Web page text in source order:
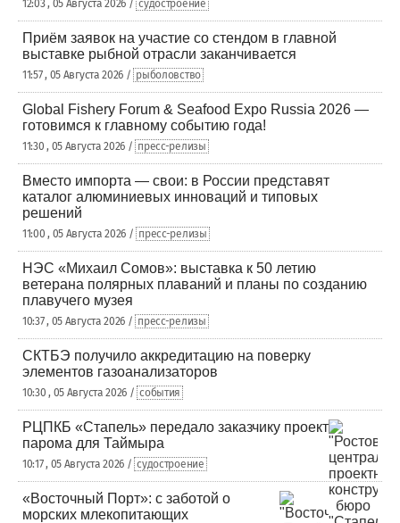
12:03 , 05 Августа 2026 / судостроение
Приём заявок на участие со стендом в главной
выставке рыбной отрасли заканчивается
11:57 , 05 Августа 2026 / рыболовство
Global Fishery Forum & Seafood Expo Russia 2026 —
готовимся к главному событию года!
11:30 , 05 Августа 2026 / пресс-релизы
Вместо импорта — свои: в России представят
каталог алюминиевых инноваций и типовых
решений
11:00 , 05 Августа 2026 / пресс-релизы
НЭС «Михаил Сомов»: выставка к 50 летию
ветерана полярных плаваний и планы по созданию
плавучего музея
10:37 , 05 Августа 2026 / пресс-релизы
СКТБЭ получило аккредитацию на поверку
элементов газоанализаторов
10:30 , 05 Августа 2026 / события
РЦПКБ «Стапель» передало заказчику проект
парома для Таймыра
10:17 , 05 Августа 2026 / судостроение
«Восточный Порт»: с заботой о
морских млекопитающих